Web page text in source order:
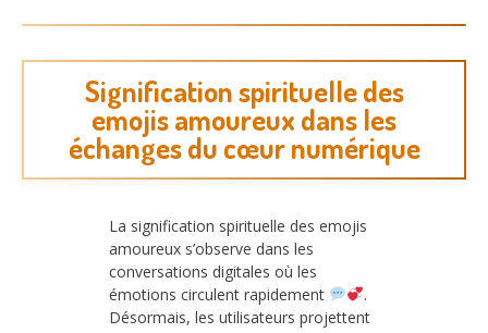
Signification spirituelle des
emojis amoureux dans les
échanges du cœur numérique
La signification spirituelle des emojis
amoureux s’observe dans les
conversations digitales où les
émotions circulent rapidement
.
Désormais, les utilisateurs projettent